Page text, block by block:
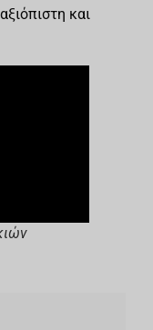
και